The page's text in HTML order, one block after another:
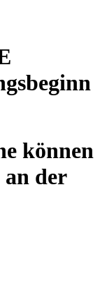
können
der